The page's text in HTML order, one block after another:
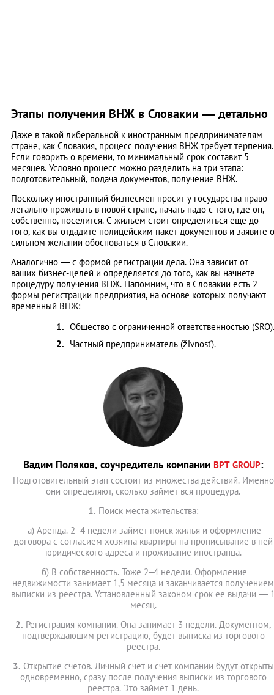
Этапы получения ВНЖ в Словакии ― детально
Даже в такой либеральной к иностранным предпринимателям
стране, как Словакия, процесс получения ВНЖ требует терпения.
Если говорить о времени, то минимальный срок составит 5
месяцев. Условно процесс можно разделить на три этапа:
подготовительный, подача документов, получение ВНЖ.
Поскольку иностранный бизнесмен просит у государства право
легально проживать в новой стране, начать надо с того, где он,
собственно, поселится. С жильем стоит определиться еще до
того, как вы отдадите полицейским пакет документов и заявите о
сильном желании обосноваться в Словакии.
Аналогично — с формой регистрации дела. Она зависит от
ваших бизнес-целей и определяется до того, как вы начнете
процедуру получения ВНЖ. Напомним, что в Словакии есть 2
формы регистрации предприятия, на основе которых получают
временный ВНЖ:
Общество с ограниченной ответственностью (SRO).
Частный предприниматель (živnosť).
Вадим Поляков, соучредитель компании BPT GROUP:
Подготовительный этап состоит из множества действий. Именно
они определяют, сколько займет вся процедура.
1. Поиск места жительства:
а) Аренда. 2–4 недели займет поиск жилья и оформление
договора с согласием хозяина квартиры на прописывание в ней
юридического адреса и проживание иностранца.
б) В собственность. Тоже 2–4 недели. Оформление
недвижимости занимает 1,5 месяца и заканчивается получением
выписки из реестра. Установленный законом срок ее выдачи ―
месяц.
2. Регистрация компании. Она занимает 3 недели. Документом,
подтверждающим регистрацию, будет выписка из торгового
реестра.
3. Открытие счетов. Личный счет и счет компании будут открыты
одновременно, сразу после получения выписки из торгового
реестра. Это займет 1 день.